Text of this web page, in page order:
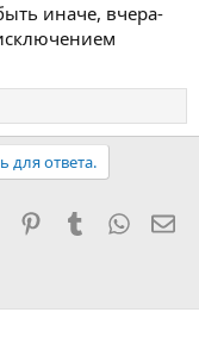
иначе, вчера-
для ответа.
PinterestTumblr